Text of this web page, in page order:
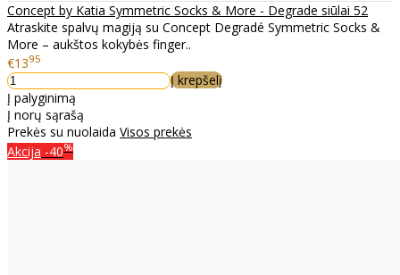
Concept by Katia Symmetric Socks & More - Degrade siūlai 52
Atraskite spalvų magiją su Concept Degradé Symmetric Socks &
More – aukštos kokybės finger..
€1395
Į krepšelį
Į palyginimą
Į norų sąrašą
Prekės su nuolaida Visos prekės
Akcija -40%